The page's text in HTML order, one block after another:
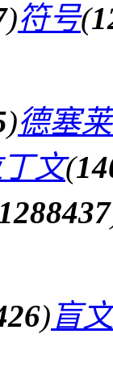
)符号(
)德塞
文(
)盲文